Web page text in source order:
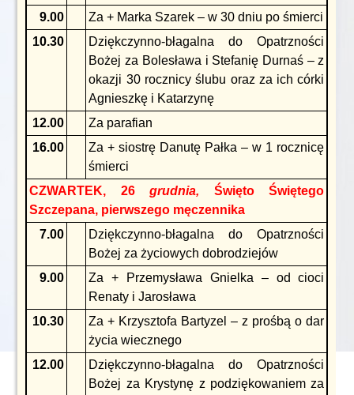
9.00
Za + Marka Szarek – w 30 dniu po śmierci
10.30
Dziękczynno-błagalna do Opatrzności
Bożej za Bolesława i Stefanię Durnaś – z
okazji 30 rocznicy ślubu oraz za ich córki
Agnieszkę i Katarzynę
12.00
Za parafian
16.00
Za + siostrę Danutę Pałka – w 1 rocznicę
śmierci
CZWARTEK, 26grudnia, Święto Świętego
Szczepana, pierwszego męczennika
7.00
Dziękczynno-błagalna do Opatrzności
Bożej za życiowych dobrodziejów
9.00
Za + Przemysława Gnielka – od cioci
Renaty i Jarosława
10.30
Za + Krzysztofa Bartyzel – z prośbą o dar
życia wiecznego
12.00
Dziękczynno-błagalna do Opatrzności
Bożej za Krystynę z podziękowaniem za